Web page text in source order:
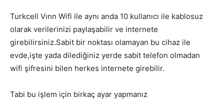
Turkcell Vınn Wifi ile aynı anda 10 kullanıcı ile kablosuz
olarak verilerinizi paylaşabilir ve internete
girebilirsiniz.Sabit bir noktası olamayan bu cihaz ile
evde,işte yada dilediğiniz yerde sabit telefon olmadan
wifi şifresini bilen herkes internete girebilir.
Tabi bu işlem için birkaç ayar yapmanız